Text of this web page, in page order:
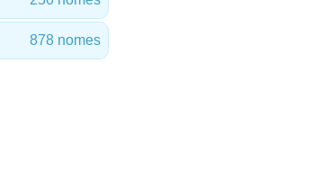
878 nomes